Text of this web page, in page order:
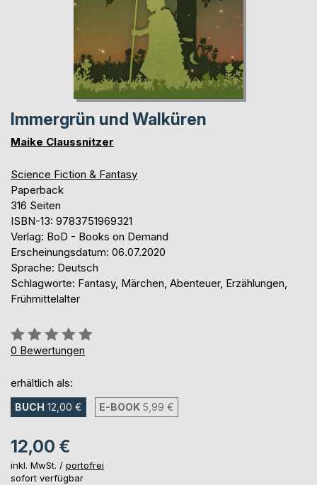
Immergrün und Walküren
Maike Claussnitzer
Science Fiction & Fantasy
Paperback
316 Seiten
ISBN-13: 9783751969321
Verlag: BoD - Books on Demand
Erscheinungsdatum: 06.07.2020
Sprache: Deutsch
Schlagworte: Fantasy, Märchen, Abenteuer, Erzählungen,
Frühmittelalter
Bewertung::
0%
0 Bewertungen
erhältlich als:
BUCH 12,00 € E-BOOK 5,99 €
12,00 €
inkl. MwSt. / portofrei
sofort verfügbar